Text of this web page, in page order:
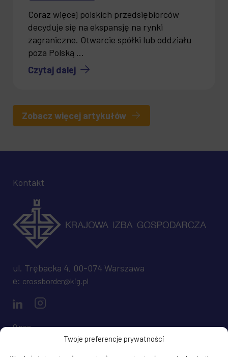
Twoje preferencje prywatności
Coraz więcej polskich przedsiębiorców
decyduje się na ekspansję na rynki
zagraniczne. Otwarcie spółki lub oddziału
poza Polską ...
Czytaj dalej
Zobacz więcej artykułów
Kontakt
ul. Trębacka 4, 00-074 Warszawa
e: crossborder@kig.pl
O nas
Mapa strony